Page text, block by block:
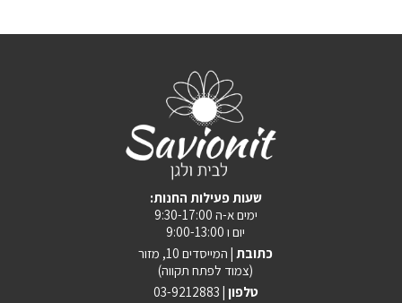
:שעות פעילות החנות
ימים א-ה 9:30-17:00
יום ו 9:00-13:00
כתובת | המייסדים 10, מזור
(צמוד לפתח תקווה)
טלפון | 03-9212883